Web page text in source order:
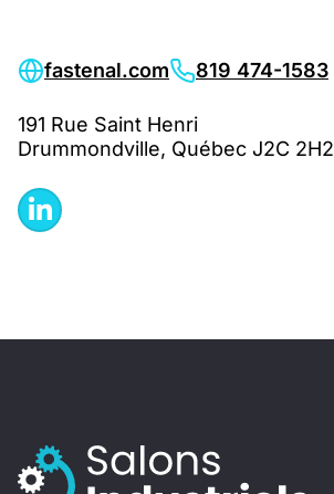
fastenal.com 819 474-1583
191 Rue Saint Henri
Drummondville, Québec J2C 2H2